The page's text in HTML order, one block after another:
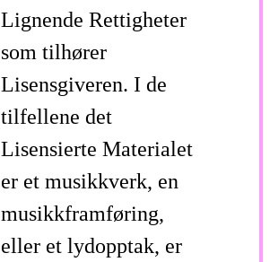
Lignende Rettigheter
som tilhører
Lisensgiveren. I de
tilfellene det
Lisensierte Materialet
er et musikkverk, en
musikkframføring,
eller et lydopptak, er